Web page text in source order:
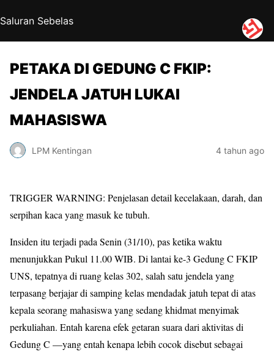
Saluran Sebelas
PETAKA DI GEDUNG C FKIP:
JENDELA JATUH LUKAI
MAHASISWA
LPM Kentingan 4 tahun ago
TRIGGER WARNING: Penjelasan detail kecelakaan, darah, dan
serpihan kaca yang masuk ke tubuh.
Insiden itu terjadi pada Senin (31/10), pas ketika waktu
menunjukkan Pukul 11.00 WIB. Di lantai ke-3 Gedung C FKIP
UNS, tepatnya di ruang kelas 302, salah satu jendela yang
terpasang berjajar di samping kelas mendadak jatuh tepat di atas
kepala seorang mahasiswa yang sedang khidmat menyimak
perkuliahan. Entah karena efek getaran suara dari aktivitas di
Gedung C —yang entah kenapa lebih cocok disebut sebagai